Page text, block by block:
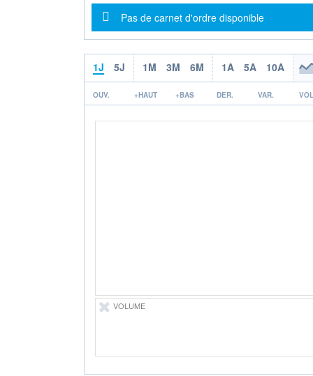
Message d'information
Pas de carnet d'ordre disponible
1J 5J 1M 3M 6M 1A 5A 10A
OUV. +HAUT +BAS DER. VAR.
VOLUME